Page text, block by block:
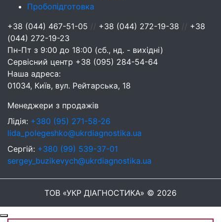
Пробопідготовка
+38 (044) 467-51-05 // +38 (044) 272-19-38 // +38
(044) 272-19-23
Пн-Пт з 9:00 до 18:00 (сб., нд. - вихідні)
Сервісний центр +38 (095) 284-54-64
Наша адреса:
01034, Київ, вул. Рейтарська, 18
Менеджери з продажів
Лідія: +380 (95) 271-58-26
lida_polegeshko@ukrdiagnostika.ua
Сергій: +380 (99) 539-37-01
sergey_buzikevych@ukrdiagnostika.ua
ТОВ «УКР ДІАГНОСТИКА» © 2026